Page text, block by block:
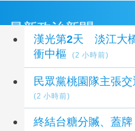
最新政治新聞
漢光第2天 淡江大
衝中樞
(2 小時前)
民眾黨桃園隊主張
(2 小時前)